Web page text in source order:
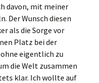
davon, mit meiner
Der Wunsch diesen
als die Sorge vor
Platz bei der
eigentlich zu
die Welt zusammen
klar. Ich wollte auf